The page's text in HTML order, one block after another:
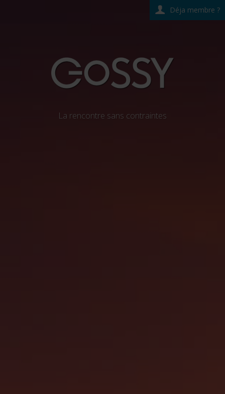
Déja membre ?
La rencontre sans contraintes